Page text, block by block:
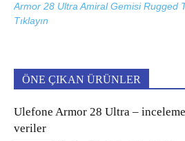
Armor 28 Ultra Amiral Gemisi Rugged
Tıklayın
ÖNE ÇIKAN ÜRÜNLER
Ulefone Armor 28 Ultra –
veriler